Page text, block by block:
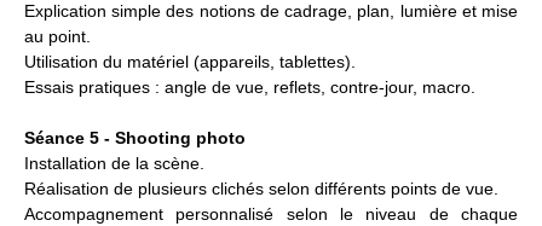
Explication simple des notions de cadrage, plan, lumière et mise
au point.
Utilisation du matériel (appareils, tablettes).
Essais pratiques : angle de vue, reflets, contre-jour, macro.
Séance 5 - Shooting photo
Installation de la scène.
Réalisation de plusieurs clichés selon différents points de vue.
Accompagnement personnalisé selon le niveau de chaque